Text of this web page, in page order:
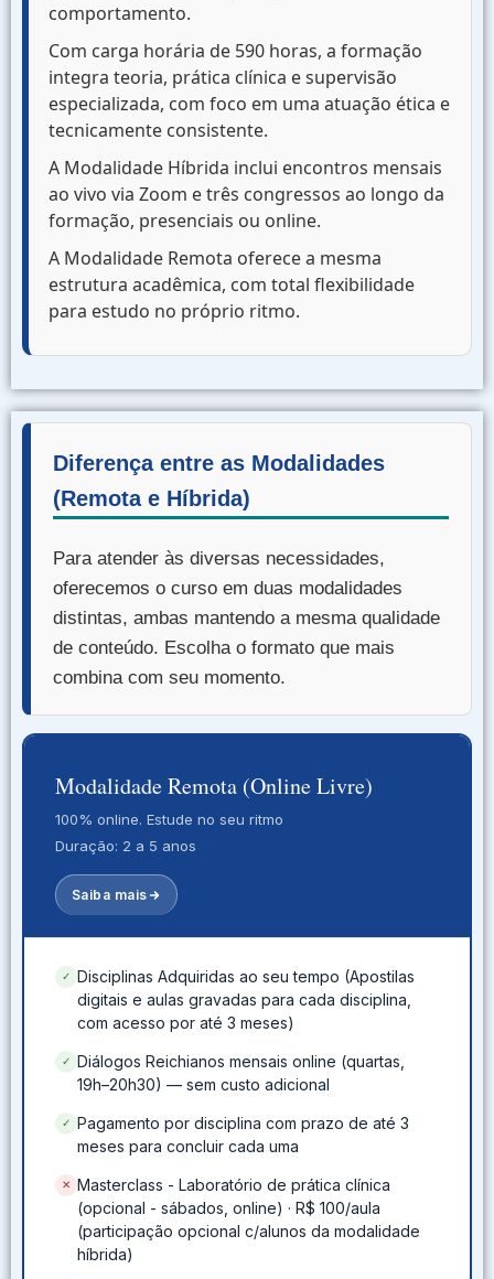
comportamento.
Com carga horária de 590 horas, a formação
integra teoria, prática clínica e supervisão
especializada, com foco em uma atuação ética e
tecnicamente consistente.
A Modalidade Híbrida inclui encontros mensais
ao vivo via Zoom e três congressos ao longo da
formação, presenciais ou online.
A Modalidade Remota oferece a mesma
estrutura acadêmica, com total flexibilidade
para estudo no próprio ritmo.
Diferença entre as Modalidades
(Remota e Híbrida)
Para atender às diversas necessidades,
oferecemos o curso em duas modalidades
distintas, ambas mantendo a mesma qualidade
de conteúdo. Escolha o formato que mais
combina com seu momento.
Modalidade Remota (Online Livre)
100% online. Estude no seu ritmo
Duração: 2 a 5 anos
Saiba mais
✓ Disciplinas Adquiridas ao seu tempo (Apostilas
digitais e aulas gravadas para cada disciplina,
com acesso por até 3 meses)
✓ Diálogos Reichianos mensais online (quartas,
19h–20h30) — sem custo adicional
✓ Pagamento por disciplina com prazo de até 3
meses para concluir cada uma
✕ Masterclass - Laboratório de prática clínica
(opcional - sábados, online) · R$ 100/aula
(participação opcional c/alunos da modalidade
híbrida)